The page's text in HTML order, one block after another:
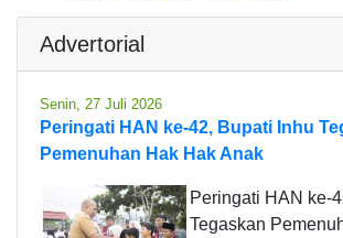
Advertorial
Senin, 27 Juli 2026
Peringati HAN ke-42, Bupati Inhu
Pemenuhan Hak Hak Anak
Peringati HAN ke-
Tegaskan